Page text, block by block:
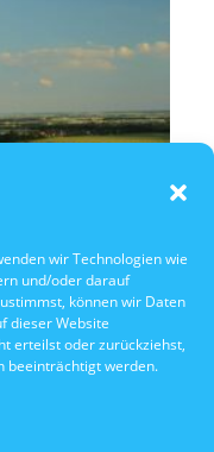
wir Technologien wie
und/oder darauf
können wir Daten
dieser Website
erteilst oder zurückziehst,
beeinträchtigt werden.